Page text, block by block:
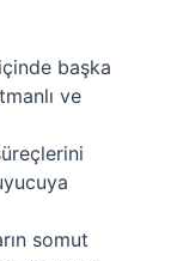
başka
ve
somut